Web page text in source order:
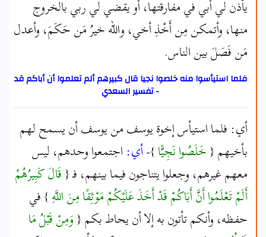
يأذن لي أبي في مفارقتها، أو يقضي لي ربي بالخروج
منها، وأتمكن مِن أَخْذِ أخي، والله خيرُ مَن حَكَمَ، وأعدل
مَن فَصَلَ بين الناس.
فلما استيأسوا منه خلصوا نجيا قال كبيرهم ألم تعلموا أن أباكم قد
- تفسير السعدي
أي: فلما استيأس إخوة يوسف من يوسف أن يسمح لهم
بأخيهم {خَلَصُوا نَجِيًّا}-أي: اجتمعوا وحدهم، ليس
معهم غيرهم، وجعلوا يتناجون فيما بينهم، فـ {قَالَ كَبِيرُهُمْ
أَلَمْ تَعْلَمُوا أَنَّ أَبَاكُمْ قَدْ أَخَذَ عَلَيْكُمْ مَوْثِقًا مِنَ اللَّهِ} في
حفظه، وأنكم تأتون به إلا أن يحاط بكم {وَمِنْ قَبْلُ مَا